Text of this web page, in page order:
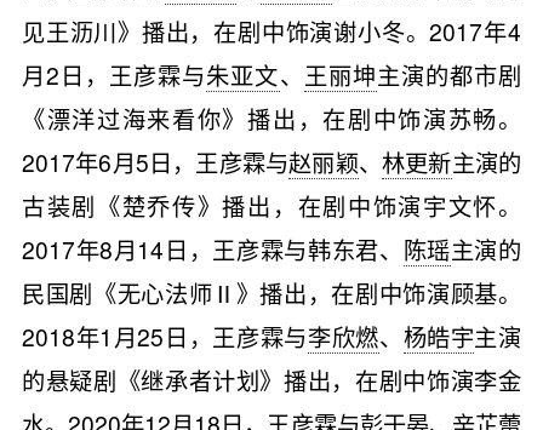
见王沥川》播出，在剧中饰演谢小冬。2017年4
月2日，王彦霖与朱亚文、 王丽坤主演的都市剧
《漂洋过海来看你》播出，在剧中饰演苏畅。
2017年6月5日，王彦霖与赵丽颖、林更新主演的
古装剧《楚乔传》播出，在剧中饰演宇文怀。
2017年8月14日，王彦霖与韩东君、 陈瑶主演的
民国剧《无心法师Ⅱ》播出，在剧中饰演顾基。
2018年1月25日，王彦霖与李欣燃、 杨皓宇主演
的悬疑剧《继承者计划》播出，在剧中饰演李金
水。2020年12月18日，王彦霖与彭于晏、 辛芷蕾